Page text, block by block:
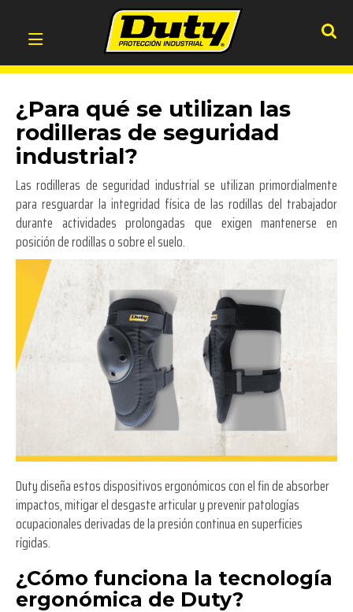
¿Para qué se utilizan las
rodilleras de seguridad
industrial?
Las rodilleras de seguridad industrial se utilizan primordialmente
para resguardar la integridad física de las rodillas del trabajador
durante actividades prolongadas que exigen mantenerse en
posición de rodillas o sobre el suelo.
Duty diseña estos dispositivos ergonómicos con el fin de absorber
impactos, mitigar el desgaste articular y prevenir patologías
ocupacionales derivadas de la presión continua en superficies
rígidas.
¿Cómo funciona la tecnología
ergonómica de Duty?